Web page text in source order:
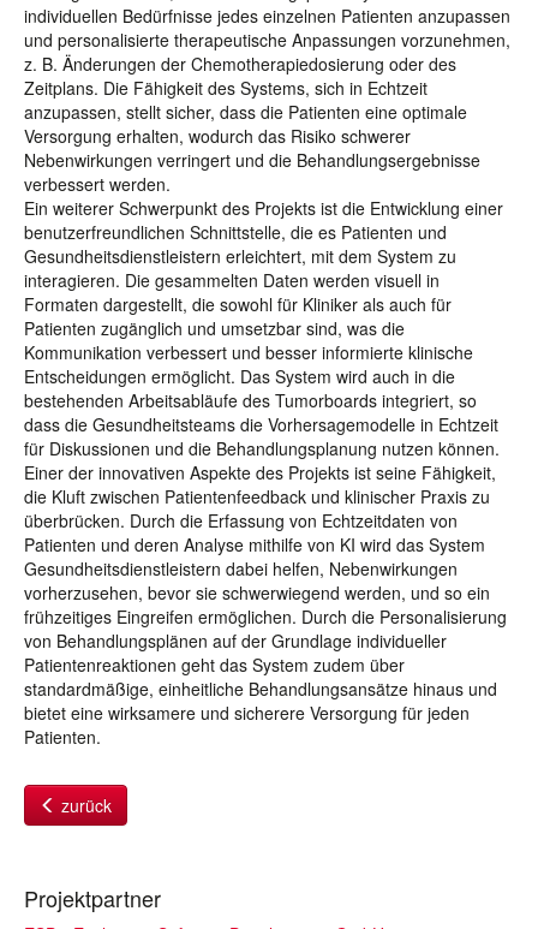
individuellen Bedürfnisse jedes einzelnen Patienten anzupassen
und personalisierte therapeutische Anpassungen vorzunehmen,
z. B. Änderungen der Chemotherapiedosierung oder des
Zeitplans. Die Fähigkeit des Systems, sich in Echtzeit
anzupassen, stellt sicher, dass die Patienten eine optimale
Versorgung erhalten, wodurch das Risiko schwerer
Nebenwirkungen verringert und die Behandlungsergebnisse
verbessert werden.
Ein weiterer Schwerpunkt des Projekts ist die Entwicklung einer
benutzerfreundlichen Schnittstelle, die es Patienten und
Gesundheitsdienstleistern erleichtert, mit dem System zu
interagieren. Die gesammelten Daten werden visuell in
Formaten dargestellt, die sowohl für Kliniker als auch für
Patienten zugänglich und umsetzbar sind, was die
Kommunikation verbessert und besser informierte klinische
Entscheidungen ermöglicht. Das System wird auch in die
bestehenden Arbeitsabläufe des Tumorboards integriert, so
dass die Gesundheitsteams die Vorhersagemodelle in Echtzeit
für Diskussionen und die Behandlungsplanung nutzen können.
Einer der innovativen Aspekte des Projekts ist seine Fähigkeit,
die Kluft zwischen Patientenfeedback und klinischer Praxis zu
überbrücken. Durch die Erfassung von Echtzeitdaten von
Patienten und deren Analyse mithilfe von KI wird das System
Gesundheitsdienstleistern dabei helfen, Nebenwirkungen
vorherzusehen, bevor sie schwerwiegend werden, und so ein
frühzeitiges Eingreifen ermöglichen. Durch die Personalisierung
von Behandlungsplänen auf der Grundlage individueller
Patientenreaktionen geht das System zudem über
standardmäßige, einheitliche Behandlungsansätze hinaus und
bietet eine wirksamere und sicherere Versorgung für jeden
Patienten.
zurück
Projektpartner